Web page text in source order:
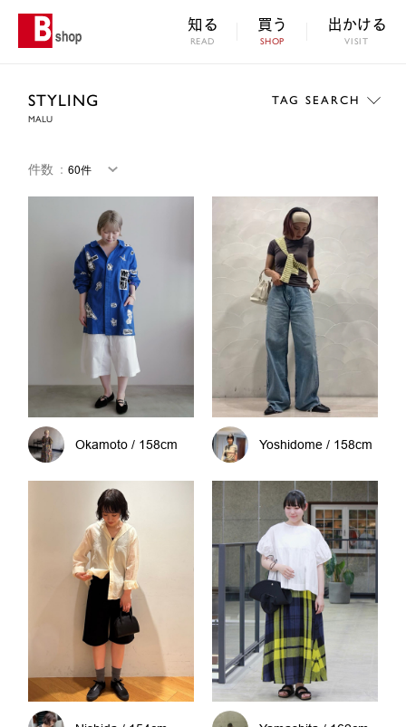
知る
READ
買う
SHOP
出かける
VISIT
STYLING
MALU
TAG SEARCH
件数 ：
Okamoto / 158cm Yoshidome / 158cm